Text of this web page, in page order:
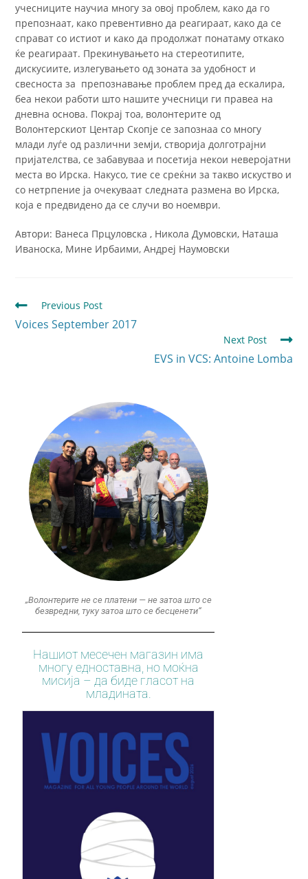
учесниците научиа многу за овој проблем, како да го
препознаат, како превентивно да реагираат, како да се
справат со истиот и како да продолжат понатаму откако
ќе реагираат. Прекинувањето на стереотипите,
дискусиите, излегувањето од зоната за удобност и
свесноста за препознавање проблем пред да ескалира,
беа некои работи што нашите учесници ги правеа на
дневна основа. Покрај тоа, волонтерите од
Волонтерскиот Центар Скопје се запознаа со многу
млади луѓе од различни земји, створија долготрајни
пријателства, се забавуваа и посетија некои неверојатни
места во Ирска. Накусо, тие се среќни за такво искуство и
со нетрпение ја очекуваат следната размена во Ирска,
која е предвидено да се случи во ноември.
Автори: Ванеса Прцуловска , Никола Думовски, Наташа
Иваноска, Мине Ирбаими, Андреј Наумовски
Previous Post
Voices September 2017
Next Post
EVS in VCS: Antoine Lomba
„Волонтерите не се платени — не затоа што се
безвредни, туку затоа што се бесценети“
Нашиот месечен магазин има
многу едноставна, но моќна
мисија – да биде гласот на
младината.